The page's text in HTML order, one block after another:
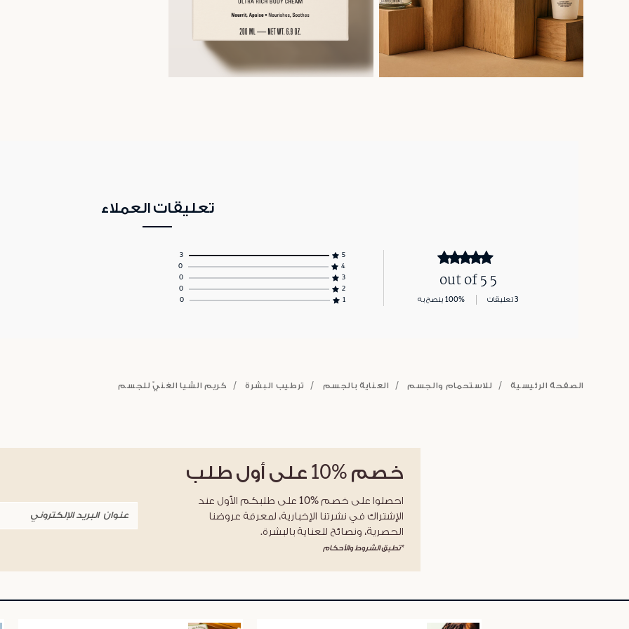
تعليقات العملاء
5 out of 5
3 تعليقات 100% ينصح به
5
3
4
0
3
0
2
0
1
0
الصفحة الرئيسية للاستحمام والجسم العناية بالجسم ترطيب البشرة كريم الشيا الغنيّ للجسم
خصم %10 على أول طلب
احصلوا على خصم %10 على طلبكم الأول عند
الإشتراك في نشرتنا الإخبارية، لمعرفة عروضنا
الحصرية، ونصائح للعناية بالبشرة.
*تطبق الشروط والأحكام